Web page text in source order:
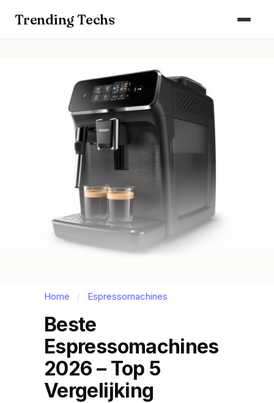
Trending Techs
Schoonmaak
Smart Home & Beveiliging
Kantoor & Werkplek
Maak kennis met ons team
Home / Espressomachines
Beste
Espressomachines
2026 – Top 5
Vergelijking